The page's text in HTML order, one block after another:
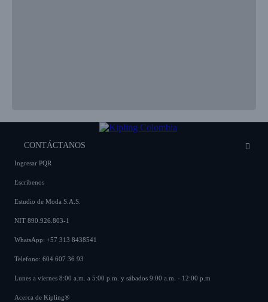
CONTÁCTANOS
Ingresar PQR
Escríbenos
Estudio de Moda S.A.S.
NIT 890.926.803-1
WhatsApp: +57 313 8438541
Telefono: 604 607 36 93
Lunes a viernes 8:00 a.m. a 5:00 p.m. y sábados 9:00 a.m. - 12:00 p.m
Acerca de Kipling®